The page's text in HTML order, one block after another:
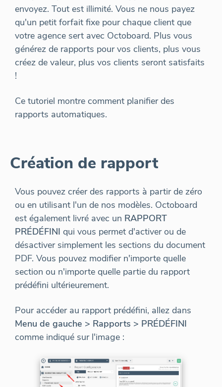
envoyez. Tout est illimité. Vous ne nous payez
qu'un petit forfait fixe pour chaque client que
votre agence sert avec Octoboard. Plus vous
générez de rapports pour vos clients, plus vous
créez de valeur, plus vos clients seront satisfaits
!
Ce tutoriel montre comment planifier des
rapports automatiques.
Création de rapport
Vous pouvez créer des rapports à partir de zéro
ou en utilisant l'un de nos modèles. Octoboard
est également livré avec un RAPPORT
PRÉDÉFINI qui vous permet d'activer ou de
désactiver simplement les sections du document
PDF. Vous pouvez modifier n'importe quelle
section ou n'importe quelle partie du rapport
prédéfini ultérieurement.
Pour accéder au rapport prédéfini, allez dans
Menu de gauche > Rapports > PRÉDÉFINI
comme indiqué sur l'image :